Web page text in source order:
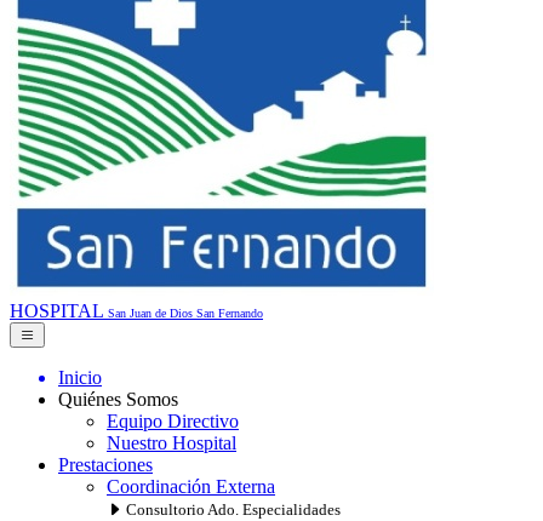
HOSPITAL San Juan de Dios San Fernando
Inicio
Quiénes Somos
Equipo Directivo
Nuestro Hospital
Prestaciones
Coordinación Externa
Consultorio Ado. Especialidades